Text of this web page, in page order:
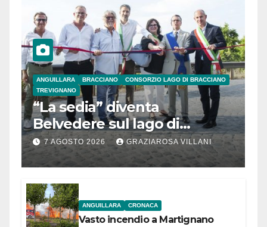
ANGUILLARA BRACCIANO
CONSORZIO LAGO DI BRACCIANO
TREVIGNANO
“La sedia” diventa
Belvedere sul lago di
Bracciano: ieri
l’inaugurazione
7 AGOSTO 2026 GRAZIAROSA VILLANI
ANGUILLARA CRONACA
Vasto incendio a Martignano